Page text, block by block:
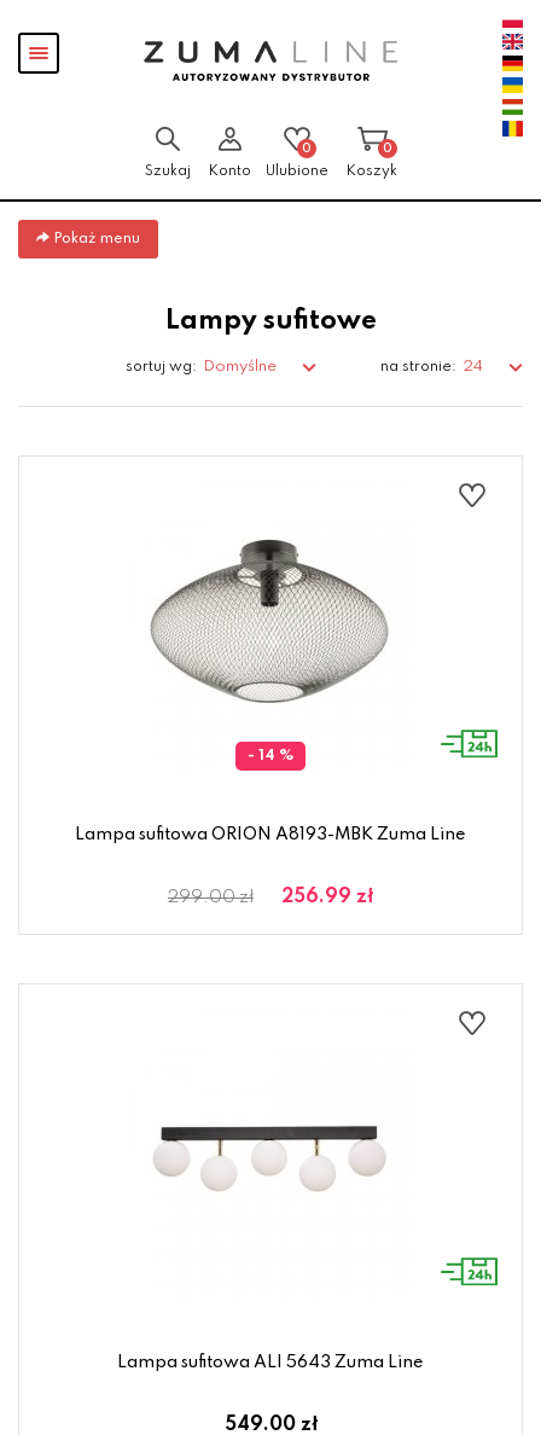
Pokaż
menu
Szukaj Konto
0
Ulubione
0
Koszyk
Pokaż menu
Lampy sufitowe
sortuj wg: Domyślne na stronie: 24
- 14 %
Lampa sufitowa ORION A8193-MBK Zuma Line
299.00 zł 256.99 zł
Lampa sufitowa ALI 5643 Zuma Line
549.00 zł